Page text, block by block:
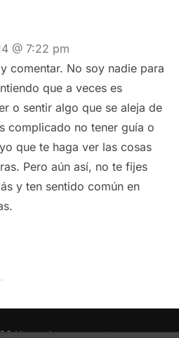
@ 7:22 pm
comentar. No soy nadie para
que a veces es
o sentir algo que se aleja de
complicado no tener guía o
que te haga ver las cosas
Pero aún así, no te fijes
y ten sentido común en
Uno es lo que muestra